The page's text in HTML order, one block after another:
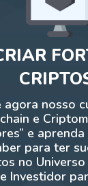
agora nosso
e
e
para ter
no
Investidor